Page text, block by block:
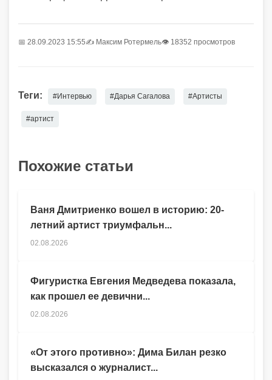
📅 28.09.2023 15:55✍️ Максим Ротермель👁 18352 просмотров
Теги: #Интервью #Дарья Сагалова #Артисты
#артист
Похожие статьи
Ваня Дмитриенко вошел в историю: 20-
летний артист триумфальн...
02.08.2026
Фигуристка Евгения Медведева показала,
как прошел ее девични...
02.08.2026
«От этого противно»: Дима Билан резко
высказался о журналист...